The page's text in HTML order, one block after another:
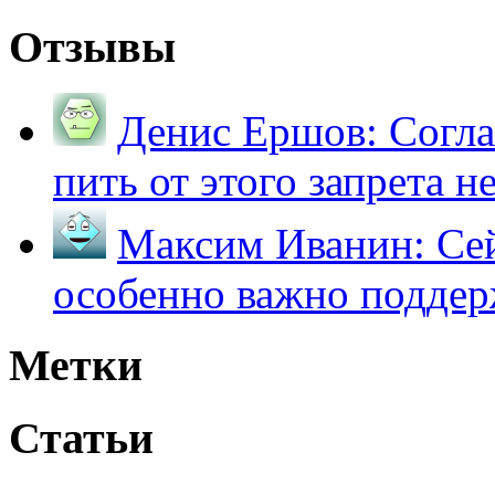
Отзывы
Денис Ершов:
пить от этого запрета
Максим Иванин:
особенно важно
Метки
Статьи